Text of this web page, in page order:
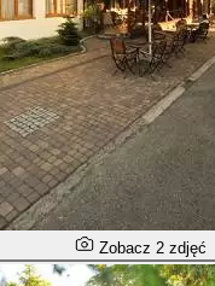
Zobacz 2 zdjęć